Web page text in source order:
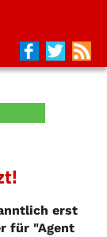
erst
für "Agent